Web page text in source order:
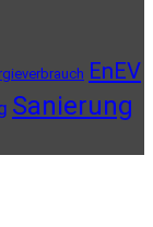
EnEV
Sanierung